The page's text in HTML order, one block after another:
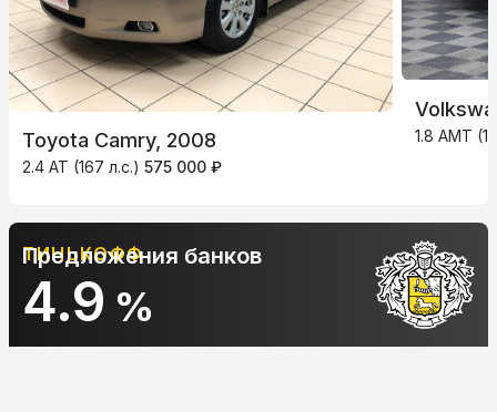
Toyota Camry, 2008
2.4 AT (167 л.с.) 575 000 ₽
1.8 AMT
ТИНЬКОФФ
4.9 %
Предложения банков